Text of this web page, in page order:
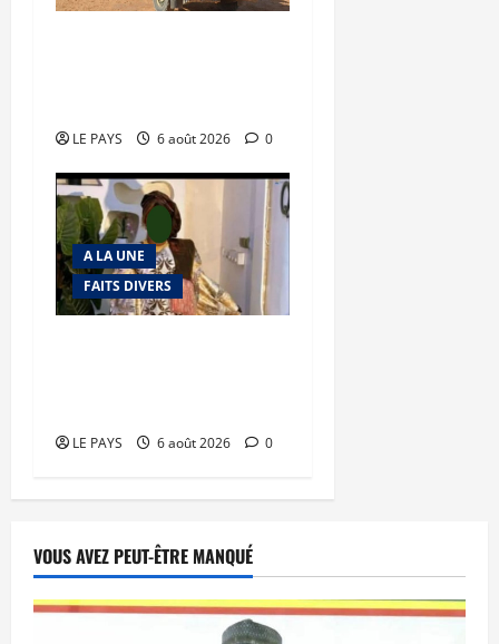
LE PAYS 6 août 2026 0
A LA UNE
FAITS DIVERS
LE PAYS 6 août 2026 0
VOUS AVEZ PEUT-ÊTRE MANQUÉ